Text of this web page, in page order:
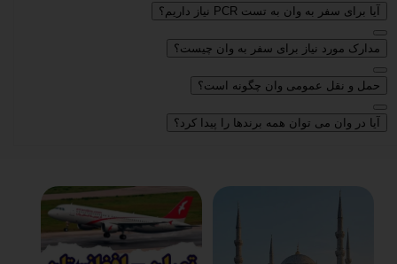
آیا برای سفر به وان به تست PCR نیاز داریم؟
مدارک مورد نیاز برای سفر به وان چیست؟
حمل و نقل عمومی وان چگونه است؟
آیا در وان می توان همه برندها را پیدا کرد؟